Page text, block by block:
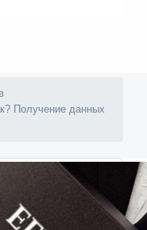
Получение данных